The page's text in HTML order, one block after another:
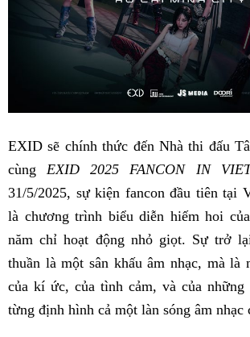
EXID sẽ chính thức đến Nhà thi đấu
cùngEXID 2025 FANCON IN
31/5/2025, sự kiện fancon đầu tiên tại
là chương trình biểu diễn hiếm hoi
năm chỉ hoạt động nhỏ giọt. Sự trở
thuần là một sân khấu âm nhạc, mà là
của kí ức, của tình cảm, và của
từng định hình cả một làn sóng âm nhạc